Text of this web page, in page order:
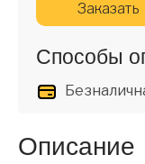
Заказать
Способы
Описание